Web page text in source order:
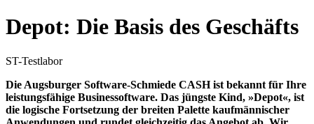
Depot: Die Basis des Geschäfts
ST-Testlabor
Die Augsburger Software-Schmiede CASH ist bekannt für Ihre
leistungsfähige Businessoftware. Das jüngste Kind, »Depot«, ist
die logische Fortsetzung der breiten Palette kaufmännischer